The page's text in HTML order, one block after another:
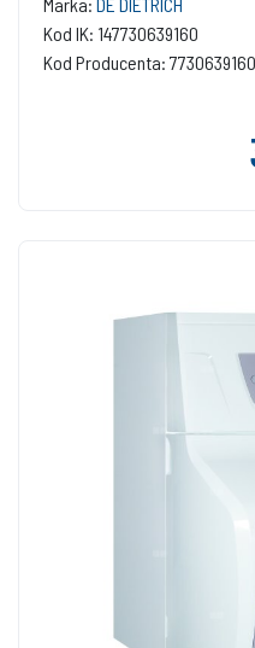
Kod IK: 147730639160
Kod Producenta: 7730639160